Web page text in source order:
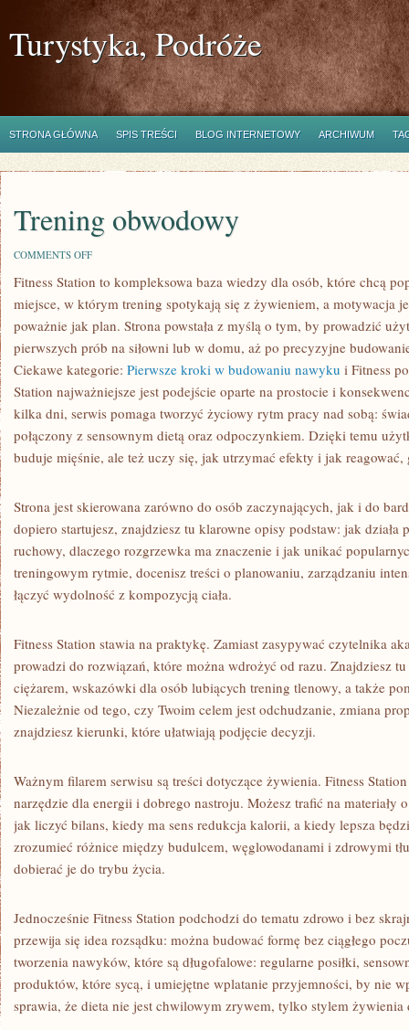
Turystyka, Podróże
STRONA GŁÓWNA SPIS TREŚCI BLOG INTERNETOWY ARCHIWUM
Trening obwodowy
COMMENTS OFFON
OBWODOWY
Fitness Station to kompleksowa baza wiedzy dla osób, które chcą
miejsce, w którym trening spotykają się z żywieniem, a motywacja
poważnie jak plan. Strona powstała z myślą o tym, by prowadzić
pierwszych prób na siłowni lub w domu, aż po precyzyjne
Ciekawe kategorie: Pierwsze kroki w budowaniu nawyku i Fitness
Station najważniejsze jest podejście oparte na prostocie i
kilka dni, serwis pomaga tworzyć życiowy rytm pracy nad sobą:
połączony z sensownym dietą oraz odpoczynkiem. Dzięki temu
buduje mięśnie, ale też uczy się, jak utrzymać efekty i jak
Strona jest skierowana zarówno do osób zaczynających, jak i do
dopiero startujesz, znajdziesz tu klarowne opisy podstaw: jak działa
ruchowy, dlaczego rozgrzewka ma znaczenie i jak unikać
treningowym rytmie, docenisz treści o planowaniu, zarządzaniu
łączyć wydolność z kompozycją ciała.
Fitness Station stawia na praktykę. Zamiast zasypywać czytelnika
prowadzi do rozwiązań, które można wdrożyć od razu. Znajdziesz
ciężarem, wskazówki dla osób lubiących trening tlenowy, a także
Niezależnie od tego, czy Twoim celem jest odchudzanie, zmiana
znajdziesz kierunki, które ułatwiają podjęcie decyzji.
Ważnym filarem serwisu są treści dotyczące żywienia. Fitness
narzędzie dla energii i dobrego nastroju. Możesz trafić na materiały
jak liczyć bilans, kiedy ma sens redukcja kalorii, a kiedy lepsza
zrozumieć różnice między budulcem, węglowodanami i zdrowymi
dobierać je do trybu życia.
Jednocześnie Fitness Station podchodzi do tematu zdrowo i bez
przewija się idea rozsądku: można budować formę bez ciągłego
tworzenia nawyków, które są długofalowe: regularne posiłki,
produktów, które sycą, i umiejętne wplatanie przyjemności, by nie
sprawia, że dieta nie jest chwilowym zrywem, tylko stylem żywienia